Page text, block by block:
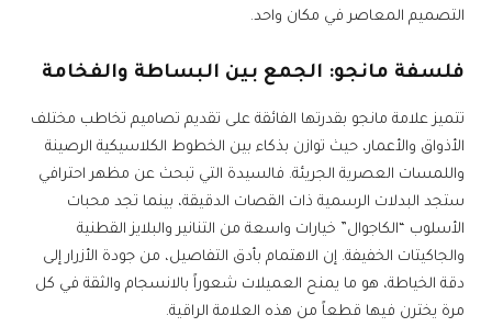
التصميم المعاصر في مكان واحد.
فلسفة مانجو: الجمع بين البساطة والفخامة
تتميز علامة مانجو بقدرتها الفائقة على تقديم تصاميم تخاطب مختلف
الأذواق والأعمار، حيث توازن بذكاء بين الخطوط الكلاسيكية الرصينة
واللمسات العصرية الجريئة. فالسيدة التي تبحث عن مظهر احترافي
ستجد البدلات الرسمية ذات القصات الدقيقة، بينما تجد محبات
الأسلوب “الكاجوال” خيارات واسعة من التنانير والبلايز القطنية
والجاكيتات الخفيفة. إن الاهتمام بأدق التفاصيل، من جودة الأزرار إلى
دقة الخياطة، هو ما يمنح العميلات شعوراً بالانسجام والثقة في كل
مرة يخترن فيها قطعاً من هذه العلامة الراقية.